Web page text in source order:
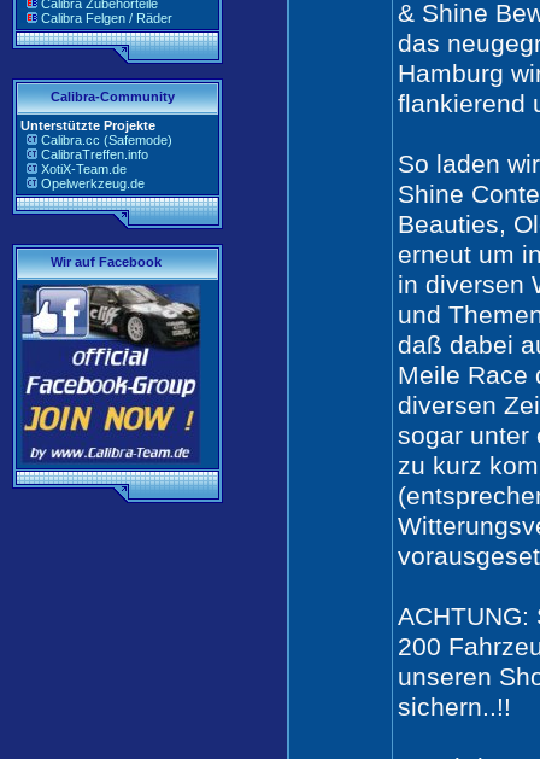
Calibra Zubehörteile
Calibra Felgen / Räder
Calibra-Community
Unterstützte Projekte
Calibra.cc (Safemode)
CalibraTreffen.info
XotiX-Team.de
Opelwerkzeug.de
Wir auf Facebook
& Shine
das
Hamburg
flankierend
So laden
Shine
Beauties,
erneut um
in diversen
und
daß dabei
Meile Race
diversen
sogar unter
zu kurz
ACHTUNG:
200
unseren
sichern..!!